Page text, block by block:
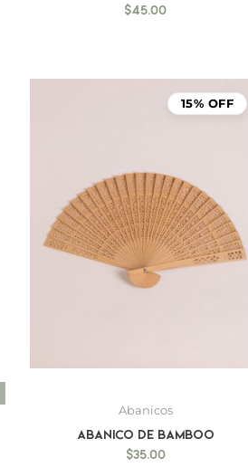
$45.00
15% OFF
Abanicos
Abanico de bamboo
$35.00